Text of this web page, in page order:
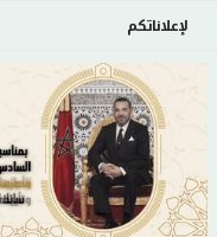
لإعلاناتكم